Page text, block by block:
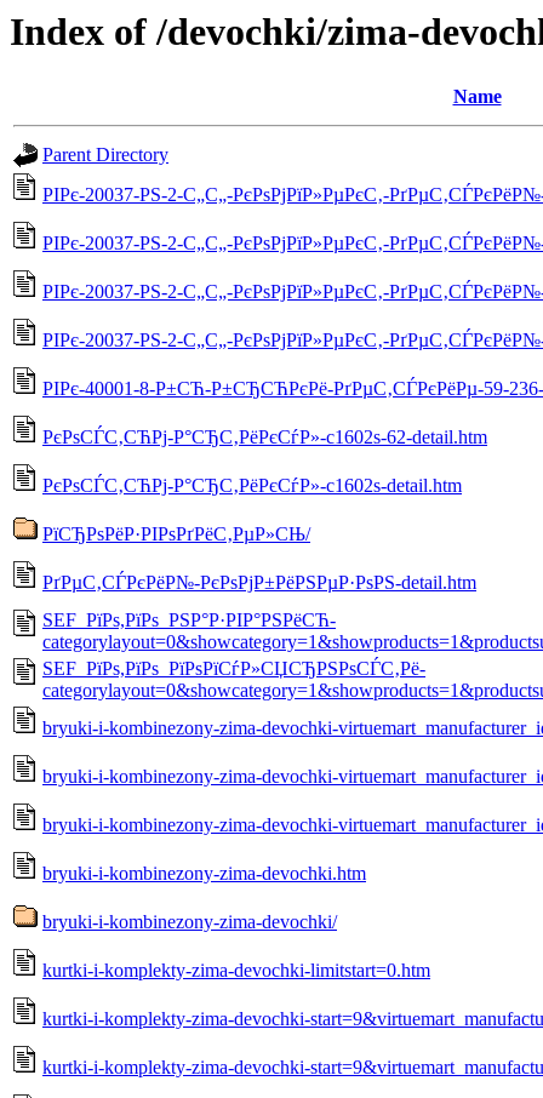
Index of /devochki/zima-
Name
Parent Directory
РІРє-20037-РЅ-2-С„С„-РєРѕРјРїР»РµРєС‚-
РІРє-20037-РЅ-2-С„С„-РєРѕРјРїР»РµРєС‚-
РІРє-20037-РЅ-2-С„С„-РєРѕРјРїР»РµРєС‚-
РІРє-20037-РЅ-2-С„С„-РєРѕРјРїР»РµРєС‚-
РІРє-40001-8-Р±СЋ-Р±СЂСЋРєРё-РґРµС‚СЃРєРёРµ-59-
РєРѕСЃС‚СЋРј-Р°СЂС‚РёРєСѓР»-c1602s-62-detail.htm
РєРѕСЃС‚СЋРј-Р°СЂС‚РёРєСѓР»-c1602s-detail.htm
РїСЂРѕРёР·РІРѕРґРёС‚РµР»СЊ/
РґРµС‚СЃРєРёР№-РєРѕРјР±РёРЅРµР·РѕРЅ-detail.htm
SEF_РїРѕ,РїРѕ_РЅР°Р·РІР°РЅРёСЋ-
SEF_РїРѕ,РїРѕ_РїРѕРїСѓР»СЏСЂРЅРѕСЃС‚Рё-
bryuki-i-kombinezony-zima-devochki-
bryuki-i-kombinezony-zima-devochki-
bryuki-i-kombinezony-zima-devochki-
bryuki-i-kombinezony-zima-devochki.htm
bryuki-i-kombinezony-zima-devochki/
kurtki-i-komplekty-zima-devochki-limitstart=0.htm
kurtki-i-komplekty-zima-devochki-
kurtki-i-komplekty-zima-devochki-